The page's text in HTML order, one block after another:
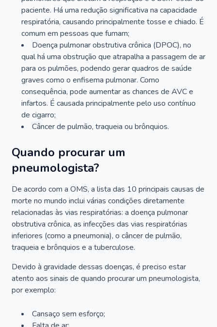
paciente. Há uma redução significativa na capacidade
respiratória, causando principalmente tosse e chiado. É
comum em pessoas que fumam;
Doença pulmonar obstrutiva crônica (DPOC), no
qual há uma obstrução que atrapalha a passagem de ar
para os pulmões, podendo gerar quadros de saúde
graves como o enfisema pulmonar. Como
consequência, pode aumentar as chances de AVC e
infartos. É causada principalmente pelo uso contínuo
de cigarro;
Câncer de pulmão, traqueia ou brônquios.
Quando procurar um
pneumologista?
De acordo com a OMS, a lista das 10 principais causas de
morte no mundo inclui várias condições diretamente
relacionadas às vias respiratórias: a doença pulmonar
obstrutiva crônica, as infecções das vias respiratórias
inferiores (como a pneumonia), o câncer de pulmão,
traqueia e brônquios e a tuberculose.
Devido à gravidade dessas doenças, é preciso estar
atento aos sinais de quando procurar um pneumologista,
por exemplo:
Cansaço sem esforço;